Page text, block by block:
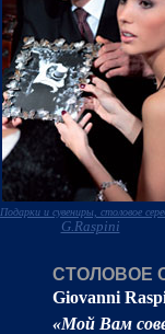
Подарки и сувениры, столовое
G.Raspini
СТОЛОВОЕ
Giovanni
«Мой Вам